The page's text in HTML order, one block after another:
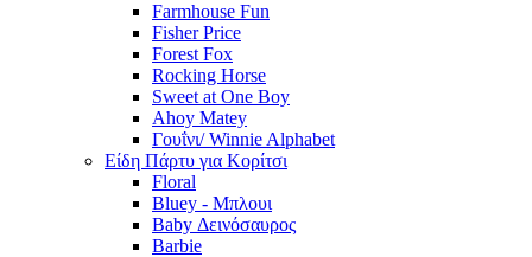
Farmhouse Fun
Fisher Price
Forest Fox
Rocking Horse
Sweet at One Boy
Ahoy Matey
Γουΐνι/ Winnie Alphabet
Είδη Πάρτυ για Κορίτσι
Floral
Bluey - Μπλουι
Baby Δεινόσαυρος
Barbie